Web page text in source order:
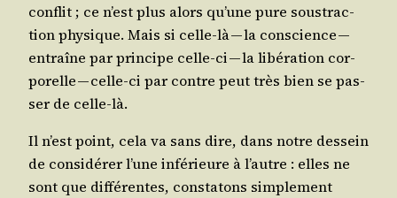
conflit ; ce n’est plus alors qu’une pure sous­trac­
tion phy­sique. Mais si celle-là — la conscience —
entraîne par prin­cipe celle-ci — la libé­ra­tion cor­
po­relle — celle-ci par contre peut très bien se pas­
ser de celle-là.
Il n’est point, cela va sans dire, dans notre des­sein
de consi­dé­rer l’une infé­rieure à l’autre : elles ne
sont que dif­fé­rentes, consta­tons sim­ple­ment